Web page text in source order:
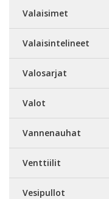
Valaisimet
Valaisintelineet
Valosarjat
Valot
Vannenauhat
Venttiilit
Vesipullot